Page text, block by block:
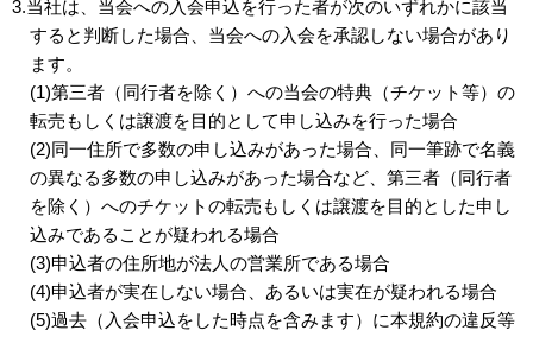
3.当社は、当会への入会申込を行った者が次のいずれかに該当
すると判断した場合、当会への入会を承認しない場合があり
ます。
(1)第三者（同行者を除く）への当会の特典（チケット等）の
転売もしくは譲渡を目的として申し込みを行った場合
(2)同一住所で多数の申し込みがあった場合、同一筆跡で名義
の異なる多数の申し込みがあった場合など、第三者（同行者
を除く）へのチケットの転売もしくは譲渡を目的とした申し
込みであることが疑われる場合
(3)申込者の住所地が法人の営業所である場合
(4)申込者が実在しない場合、あるいは実在が疑われる場合
(5)過去（入会申込をした時点を含みます）に本規約の違反等